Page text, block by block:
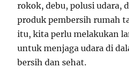
rokok, debu, polusi udara,
produk pembersih rumah
itu, kita perlu melakukan
untuk menjaga udara di
bersih dan sehat.